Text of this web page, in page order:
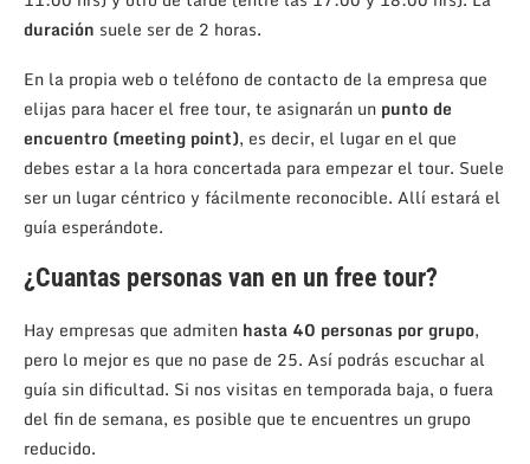
duración suele ser de 2 horas.
En la propia web o teléfono de contacto de la empresa que
elijas para hacer el free tour, te asignarán un punto de
encuentro (meeting point), es decir, el lugar en el que
debes estar a la hora concertada para empezar el tour. Suele
ser un lugar céntrico y fácilmente reconocible. Allí estará el
guía esperándote.
¿Cuantas personas van en un free tour?
Hay empresas que admiten hasta 40 personas por grupo,
pero lo mejor es que no pase de 25. Así podrás escuchar al
guía sin dificultad. Si nos visitas en temporada baja, o fuera
del fin de semana, es posible que te encuentres un grupo
reducido.